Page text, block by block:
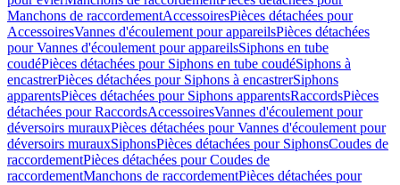
Manchons de raccordementAccessoiresPièces détachées pour
AccessoiresVannes d'écoulement pour appareilsPièces détachées
pour Vannes d'écoulement pour appareilsSiphons en tube
coudéPièces détachées pour Siphons en tube coudéSiphons à
encastrerPièces détachées pour Siphons à encastrerSiphons
apparentsPièces détachées pour Siphons apparentsRaccordsPièces
détachées pour RaccordsAccessoiresVannes d'écoulement pour
déversoirs murauxPièces détachées pour Vannes d'écoulement pour
déversoirs murauxSiphonsPièces détachées pour SiphonsCoudes de
raccordementPièces détachées pour Coudes de
raccordementManchons de raccordementPièces détachées pour